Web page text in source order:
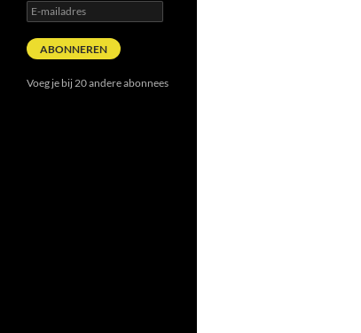
E-
mailadres
ABONNEREN
Voeg je bij 20 andere abonnees